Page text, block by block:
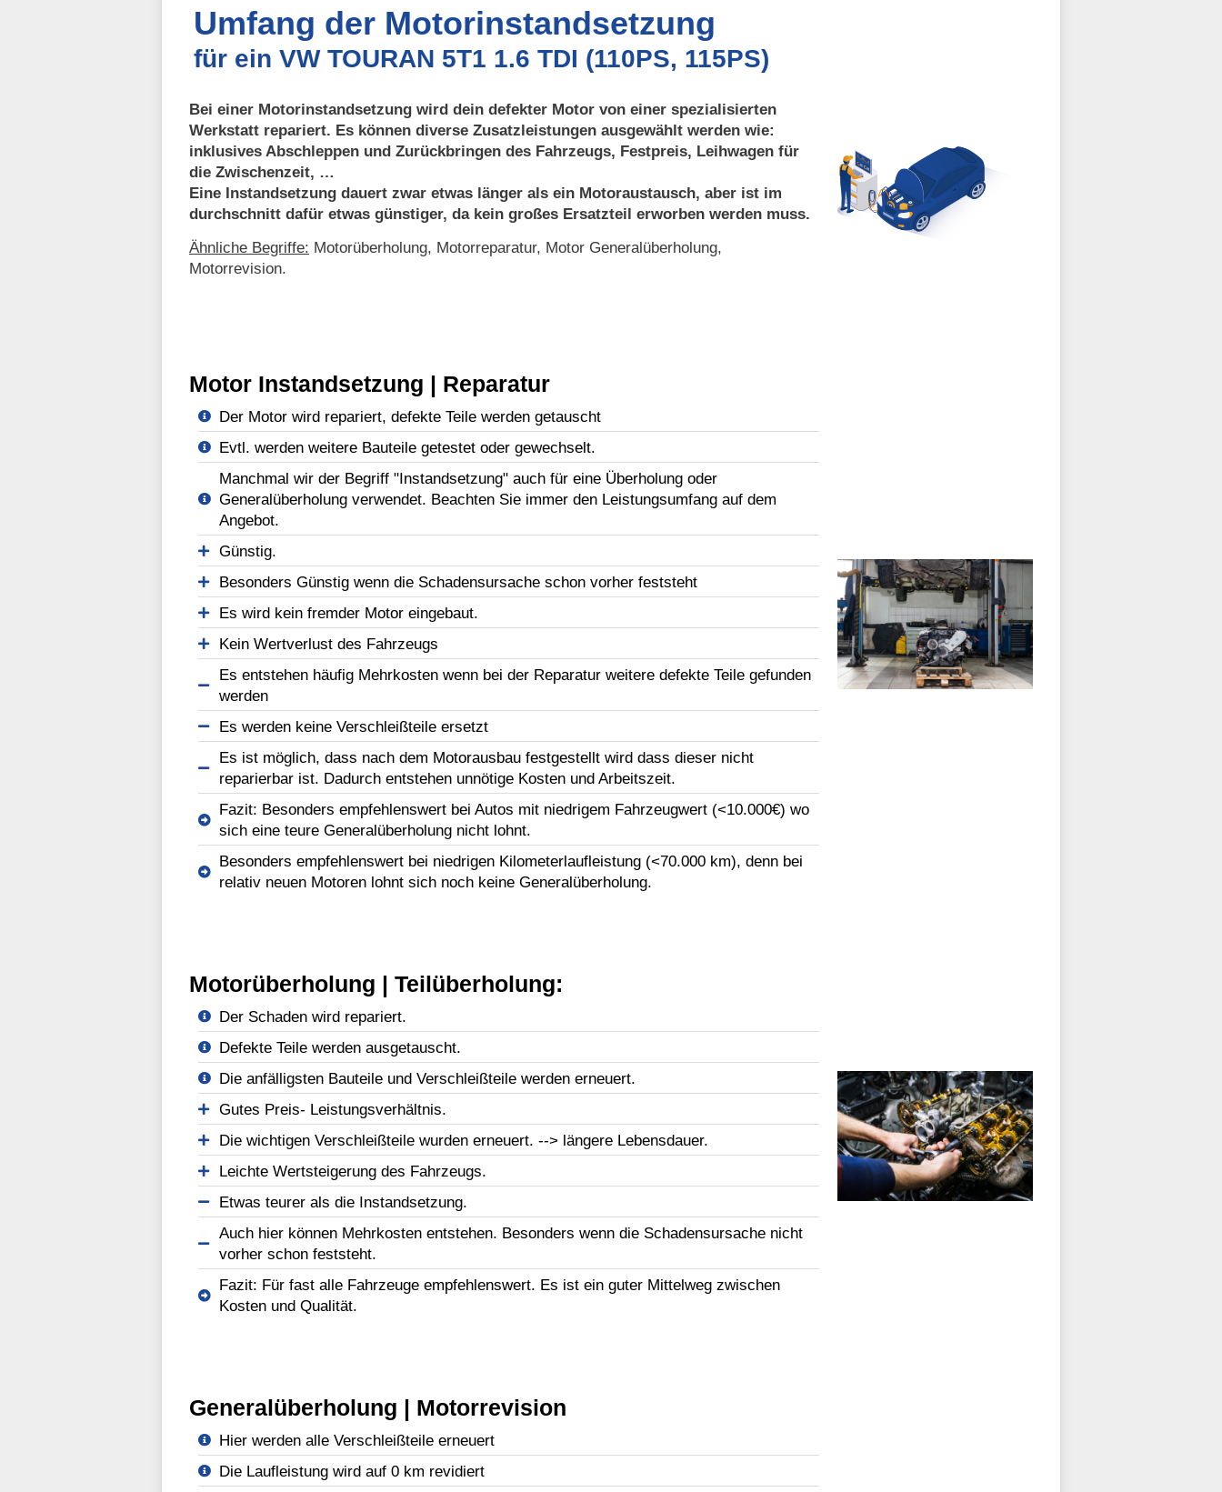
Umfang der Motorinstandsetzung
für ein VW TOURAN 5T1 1.6 TDI (110PS, 115PS)
Bei einer Motorinstandsetzung wird dein defekter Motor von einer spezialisierten
Werkstatt repariert. Es können diverse Zusatzleistungen ausgewählt werden wie:
inklusives Abschleppen und Zurückbringen des Fahrzeugs, Festpreis, Leihwagen für
die Zwischenzeit, …
Eine Instandsetzung dauert zwar etwas länger als ein Motoraustausch, aber ist im
durchschnitt dafür etwas günstiger, da kein großes Ersatzteil erworben werden muss.
Ähnliche Begriffe: Motorüberholung, Motorreparatur, Motor Generalüberholung,
Motorrevision.
Motor Instandsetzung | Reparatur
Der Motor wird repariert, defekte Teile werden getauscht
Evtl. werden weitere Bauteile getestet oder gewechselt.
Manchmal wir der Begriff "Instandsetzung" auch für eine Überholung oder
Generalüberholung verwendet. Beachten Sie immer den Leistungsumfang auf dem
Angebot.
Günstig.
Besonders Günstig wenn die Schadensursache schon vorher feststeht
Es wird kein fremder Motor eingebaut.
Kein Wertverlust des Fahrzeugs
Es entstehen häufig Mehrkosten wenn bei der Reparatur weitere defekte Teile gefunden
werden
Es werden keine Verschleißteile ersetzt
Es ist möglich, dass nach dem Motorausbau festgestellt wird dass dieser nicht
reparierbar ist. Dadurch entstehen unnötige Kosten und Arbeitszeit.
Fazit: Besonders empfehlenswert bei Autos mit niedrigem Fahrzeugwert (<10.000€) wo
sich eine teure Generalüberholung nicht lohnt.
Besonders empfehlenswert bei niedrigen Kilometerlaufleistung (<70.000 km), denn bei
relativ neuen Motoren lohnt sich noch keine Generalüberholung.
Motorüberholung | Teilüberholung:
Der Schaden wird repariert.
Defekte Teile werden ausgetauscht.
Die anfälligsten Bauteile und Verschleißteile werden erneuert.
Gutes Preis- Leistungsverhältnis.
Die wichtigen Verschleißteile wurden erneuert. --> längere Lebensdauer.
Leichte Wertsteigerung des Fahrzeugs.
Etwas teurer als die Instandsetzung.
Auch hier können Mehrkosten entstehen. Besonders wenn die Schadensursache nicht
vorher schon feststeht.
Fazit: Für fast alle Fahrzeuge empfehlenswert. Es ist ein guter Mittelweg zwischen
Kosten und Qualität.
Generalüberholung | Motorrevision
Hier werden alle Verschleißteile erneuert
Die Laufleistung wird auf 0 km revidiert